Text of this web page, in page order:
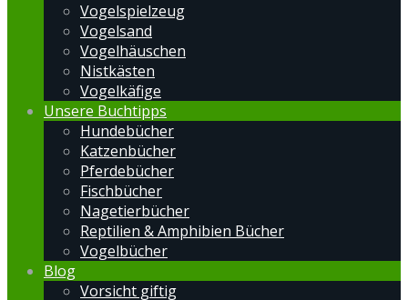
Vogelspielzeug
Vogelsand
Vogelhäuschen
Nistkästen
Vogelkäfige
Unsere Buchtipps
Hundebücher
Katzenbücher
Pferdebücher
Fischbücher
Nagetierbücher
Reptilien & Amphibien Bücher
Vogelbücher
Blog
Vorsicht giftig